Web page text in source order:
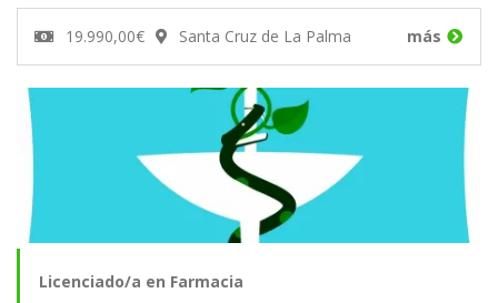
19.990,00€ Santa Cruz de La Palma más
Licenciado/a en Farmacia